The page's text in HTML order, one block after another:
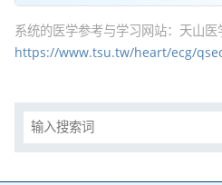
系统的医学参考与学习网站：天山医
https://www.tsu.tw/heart/ecg/